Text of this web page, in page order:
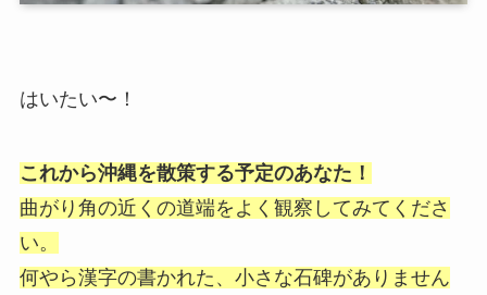
はいたい〜！
これから沖縄を散策する予定のあなた！
曲がり角の近くの道端をよく観察してみてくださ
い。
何やら漢字の書かれた、小さな石碑がありません